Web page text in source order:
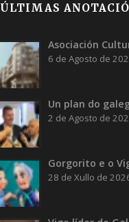
ÚLTIMAS
Asociación
6 de Agosto de
Un plan do
2 de Agosto de
Gorgorito e o
28 de Xullo de